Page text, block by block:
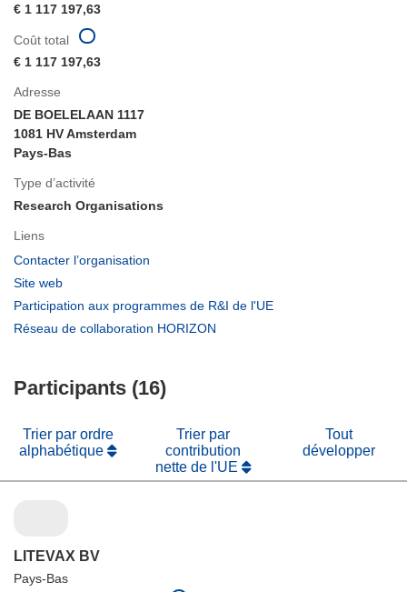
€ 1 117 197,63
Adresse
DE BOELELAAN 1117
1081 HV Amsterdam
Pays-Bas
Type d’activité
Research Organisations
Liens
Contacter l’organisation
fenêtre)
Site web
dans
une
Participation aux programmes de R&I de l'UE
Réseau de collaboration HORIZON
Coût total
€ 1 117 197,63
Participants (16)
Trier par ordre
alphabétique
Trier par
contribution
nette de l'UE
Tout
développer
LITEVAX BV
Pays-Bas